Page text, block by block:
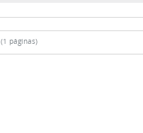
(1 páginas)